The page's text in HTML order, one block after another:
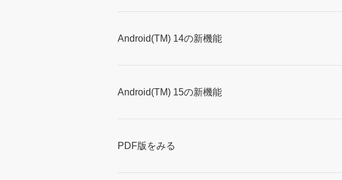
Android(TM) 14の新機能
Android(TM) 15の新機能
PDF版をみる